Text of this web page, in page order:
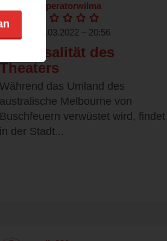
imperatorwilma
14.03.2022 – 20:56
Universalität des
Theaters
Während das Umland des
australische Melbourne von
Buschfeuern verwüstet wird, findet
in der Stadt...